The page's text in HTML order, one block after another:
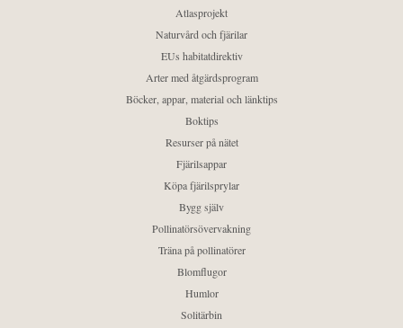
Atlasprojekt
Naturvård och fjärilar
EUs habitatdirektiv
Arter med åtgärdsprogram
Böcker, appar, material och länktips
Boktips
Resurser på nätet
Fjärilsappar
Köpa fjärilsprylar
Bygg själv
Pollinatörsövervakning
Träna på pollinatörer
Blomflugor
Humlor
Solitärbin